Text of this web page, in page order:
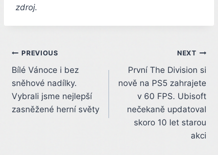
zdroj.
Post
navigation
PREVIOUS
Bílé Vánoce i bez
sněhové nadílky.
Vybrali jsme nejlepší
zasněžené herní světy
NEXT
První The Division si
nově na PS5 zahrajete
v 60 FPS. Ubisoft
nečekaně updatoval
skoro 10 let starou
akci